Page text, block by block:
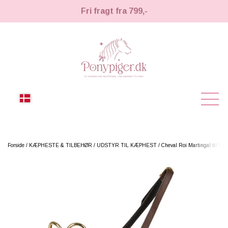
Fri fragt fra 799,-
NYHEDER
STRIGLER & TILBEHØR
LEMIEUX TOY PONY
TIL HESTEPIGER
Forside KÆPHESTE & TILBEHØR UDSTYR TIL KÆPHEST Cheval Roi Martingal til